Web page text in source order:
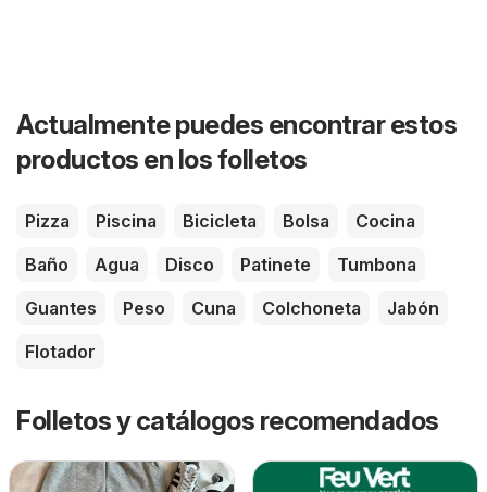
Actualmente puedes encontrar estos
productos en los folletos
Pizza Piscina Bicicleta Bolsa
Cocina
Baño
Agua Disco Patinete
Tumbona
Guantes
Peso Cuna Colchoneta
Jabón
Flotador
Folletos y catálogos recomendados